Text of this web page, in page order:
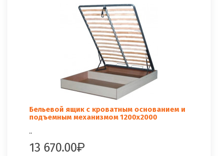
Бельевой ящик с кроватным основанием и
подъемным механизмом 1200x2000
..
13 670.00